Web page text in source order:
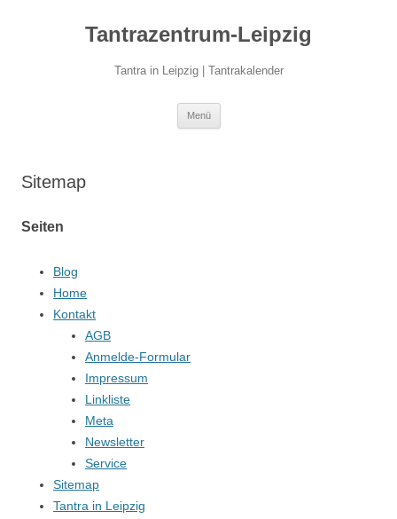
Tantrazentrum-Leipzig
Tantra in Leipzig | Tantrakalender
Menü
Sitemap
Seiten
Blog
Home
Kontakt
AGB
Anmelde-Formular
Impressum
Linkliste
Meta
Newsletter
Service
Sitemap
Tantra in Leipzig